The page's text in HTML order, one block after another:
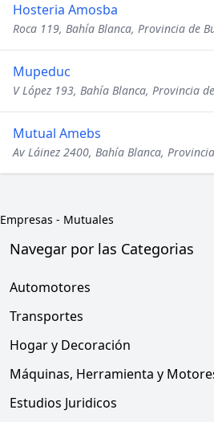
Hosteria Amosba
Roca 119, Bahía Blanca, Provincia de
Mupeduc
V López 193, Bahía Blanca, Provincia
Mutual Amebs
Av Láinez 2400, Bahía Blanca,
Empresas - Mutuales
Navegar por las Categorias
Automotores
Transportes
Hogar y Decoración
Máquinas, Herramienta y
Estudios Juridicos